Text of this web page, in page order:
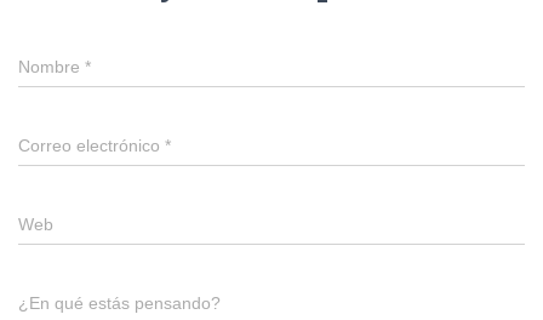
Nombre *
Correo electrónico *
Web
¿En qué estás pensando?